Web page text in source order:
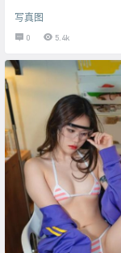
JUMP》49号·数字
写真图
0 5.4k